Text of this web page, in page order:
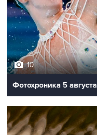
10
Фотохроника 5 августа